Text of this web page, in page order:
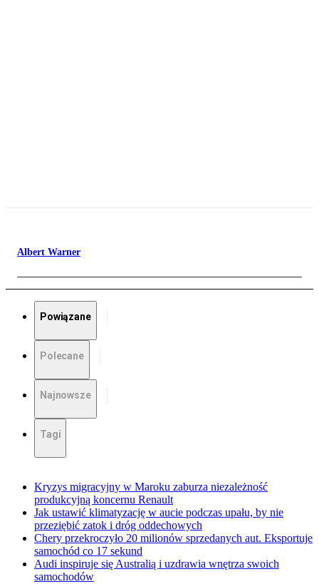
Albert Warner
Powiązane
Polecane
Najnowsze
Tagi
Kryzys migracyjny w Maroku zaburza niezależność
produkcyjną koncernu Renault
Jak ustawić klimatyzację w aucie podczas upału, by nie
przeziębić zatok i dróg oddechowych
Chery przekroczyło 20 milionów sprzedanych aut. Eksportuje
samochód co 17 sekund
Audi inspiruje się Australią i uzdrawia wnętrza swoich
samochodów